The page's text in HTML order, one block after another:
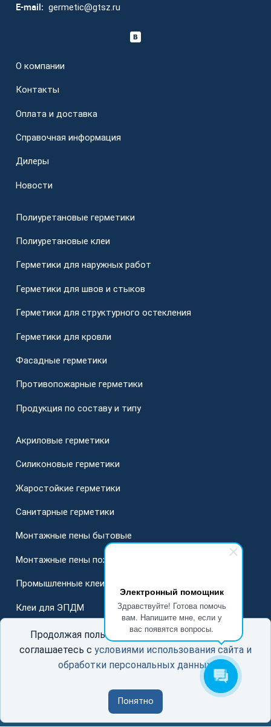
Электронный помощник
Здравствуйте! Готова помочь
вам. Напишите мне, если у
вас появятся вопросы.
E-mail: germetic@gtsz.ru
О компании
Контакты
Оплата и доставка
Справочная информация
Дилеры
Новости
Полиуретановые герметики
Полиуретановые клеи
Герметики для наружных работ
Герметики для швов и стыков
Герметики для структурного остекления
Герметики для кровли
Фасадные герметики
Противопожарные герметики
Продукция по составу и типу
Акриловые герметики
Силиконовые герметики
Жаростойкие герметики
Санитарные герметики
Монтажные пены бытовые
Монтажные пены пожарные
Промышленные клеи
Клеи для ЭПДМ
Для стеклопакетов
Соглашение об использовании сайта
Продолжая пользоваться данным сайтом, Вы
соглашаетесь с условиями использования сайта и
обработки персональных данных.
Понятно